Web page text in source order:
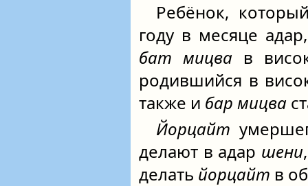
Ребёнок,
году в месяце
бат мицва в
родившийся в
также и бар мицва
Йорцайт
делают в адар шени
делать йорцайт в